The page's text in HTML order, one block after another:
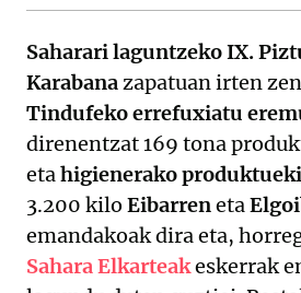
Saharari laguntzeko IX.
Karabanazapatuan irten zen
Tindufeko errefuxiatu
direnentzat 169 tona
etahigienerako
3.200 kilo Eibarreneta
emandakoak dira eta,
Sahara Elkarteakeskerrak